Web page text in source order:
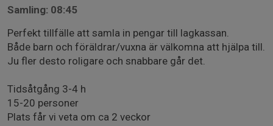
Samling: 08:45
Perfekt tillfälle att samla in pengar till lagkassan.
Både barn och föräldrar/vuxna är välkomna att hjälpa till.
Ju fler desto roligare och snabbare går det.
Tidsåtgång 3-4 h
15-20 personer
Plats får vi veta om ca 2 veckor